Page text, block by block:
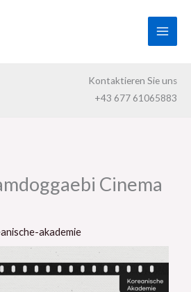
Kontaktieren Sie uns
+43 677 61065883
Cinema
akademie